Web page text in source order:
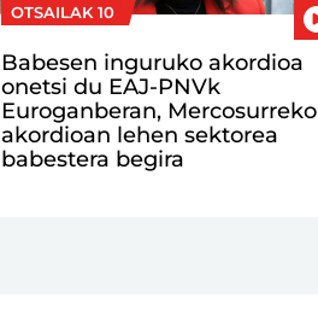
OTSAILAK 10
Babesen inguruko akordioa
onetsi du EAJ-PNVk
Euroganberan, Mercosurreko
akordioan lehen sektorea
babestera begira